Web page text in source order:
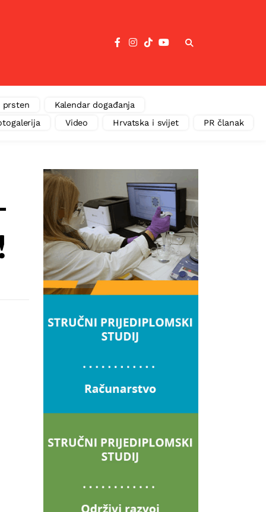
prsten
Kalendar događanja
Video Hrvatska i svijet PR članak